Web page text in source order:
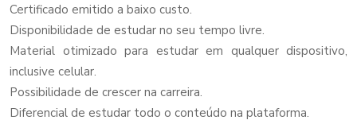
Certificado emitido a baixo custo.
Disponibilidade de estudar no seu tempo livre.
Material otimizado para estudar em qualquer dispositivo,
inclusive celular.
Possibilidade de crescer na carreira.
Diferencial de estudar todo o conteúdo na plataforma.